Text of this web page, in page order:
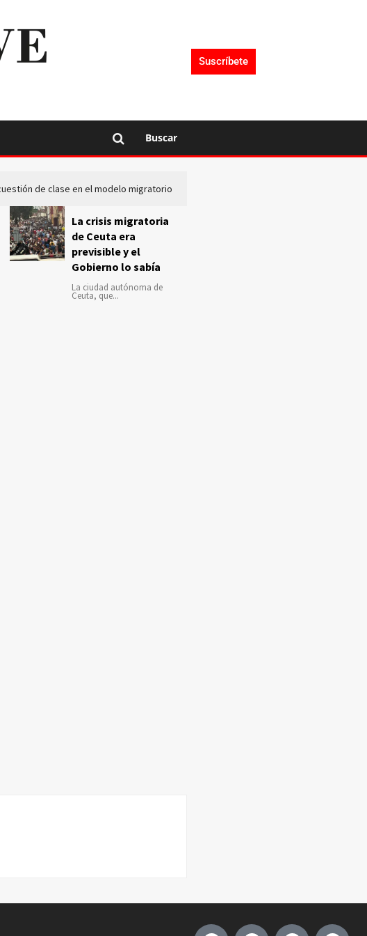
Suscríbete
Buscar
de clase en el modelo migratorio
La crisis migratoria
de Ceuta era
previsible y el
Gobierno lo sabía
La ciudad autónoma de
Ceuta, que...